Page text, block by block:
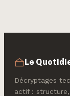
Le
Décryptages
actif :